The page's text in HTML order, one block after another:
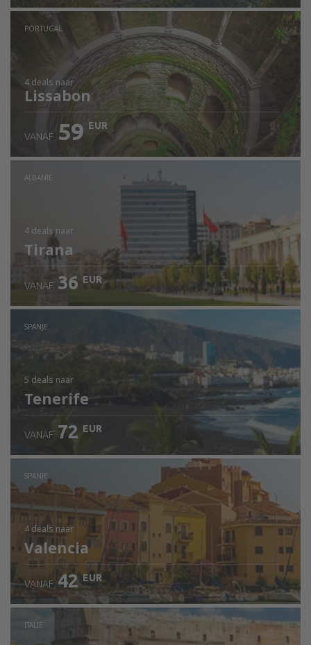
PORTUGAL
4 deals naar
Lissabon
VANAF 59 EUR
ALBANIË
4 deals naar
Tirana
VANAF 36 EUR
SPANJE
5 deals naar
Tenerife
VANAF 72 EUR
SPANJE
4 deals naar
Valencia
VANAF 42 EUR
ITALIË